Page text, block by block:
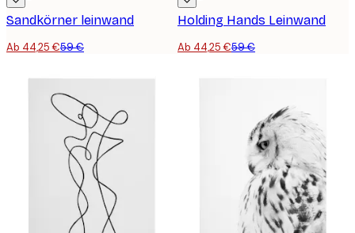
Sandkörner leinwand
Ab 44,25 €59 €
Holding Hands Leinwand
Ab 44,25 €59 €